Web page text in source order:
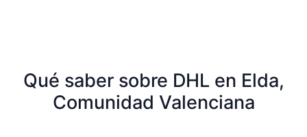
Qué saber sobre DHL en Elda,
Comunidad Valenciana